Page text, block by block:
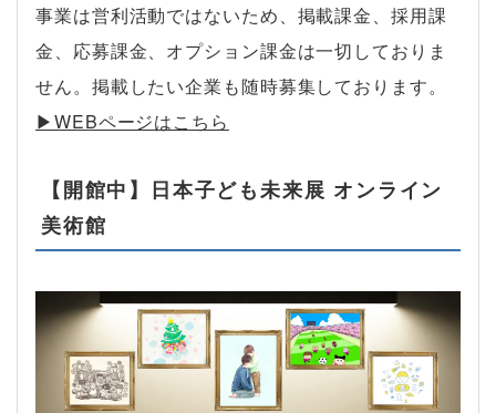
事業は営利活動ではないため、掲載課金、採用課
金、応募課金、オプション課金は一切しておりま
せん。掲載したい企業も随時募集しております。
▶︎WEBページはこちら
【開館中】日本子ども未来展 オンライン
美術館